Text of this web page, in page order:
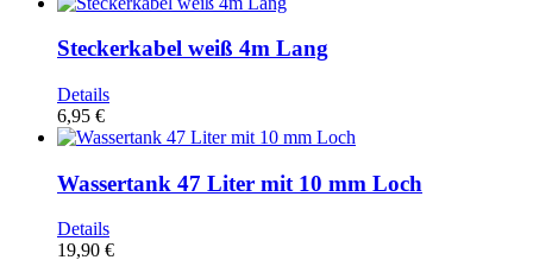
Steckerkabel weiß 4m Lang
Details
6,95 €
Wassertank 47 Liter mit 10 mm Loch
Details
19,90 €